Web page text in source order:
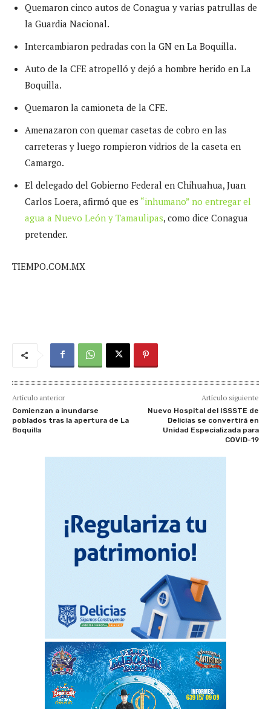
Quemaron cinco autos de Conagua y varias patrullas de
la Guardia Nacional.
Intercambiaron pedradas con la GN en La Boquilla.
Auto de la CFE atropelló y dejó a hombre herido en La
Boquilla.
Quemaron la camioneta de la CFE.
Amenazaron con quemar casetas de cobro en las
carreteras y luego rompieron vidrios de la caseta en
Camargo.
El delegado del Gobierno Federal en Chihuahua, Juan
Carlos Loera, afirmó que es “inhumano” no entregar el
agua a Nuevo León y Tamaulipas, como dice Conagua
pretender.
TIEMPO.COM.MX
Artículo anterior
Comienzan a inundarse
poblados tras la apertura de La
Boquilla
Artículo siguiente
Nuevo Hospital del ISSSTE de
Delicias se convertirá en
Unidad Especializada para
COVID-19